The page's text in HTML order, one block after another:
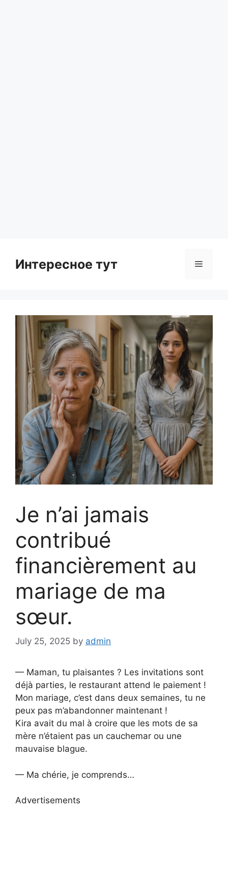
Интересное тут Menu
Je n’ai jamais
contribué
financièrement au
mariage de ma
sœur.
July 25, 2025 by admin
— Maman, tu plaisantes ? Les invitations sont
déjà parties, le restaurant attend le paiement !
Mon mariage, c’est dans deux semaines, tu ne
peux pas m’abandonner maintenant !
Kira avait du mal à croire que les mots de sa
mère n’étaient pas un cauchemar ou une
mauvaise blague.
— Ma chérie, je comprends…
Advertisements